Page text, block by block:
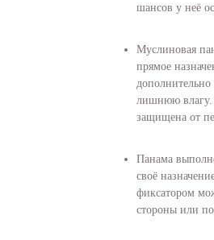
шансов у неё
Муслиновая
прямое
дополнительно
лишнюю влагу.
защищена от
Панама
своё
фиксатором
стороны или